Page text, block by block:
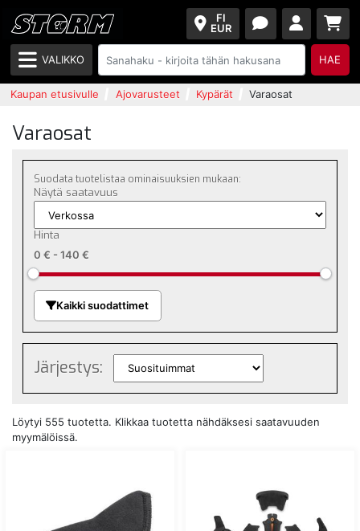
FI
EUR
VALIKKO HAE
Kaupan etusivulle Ajovarusteet Kypärät Varaosat
Varaosat
Suodata tuotelistaa ominaisuuksien mukaan:
Näytä saatavuus
Hinta
0 € - 140 €
Kaikki suodattimet
Järjestys:
Löytyi 555 tuotetta. Klikkaa tuotetta nähdäksesi saatavuuden
myymälöissä.